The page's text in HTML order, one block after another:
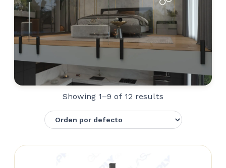
Showing 1–9 of 12 results